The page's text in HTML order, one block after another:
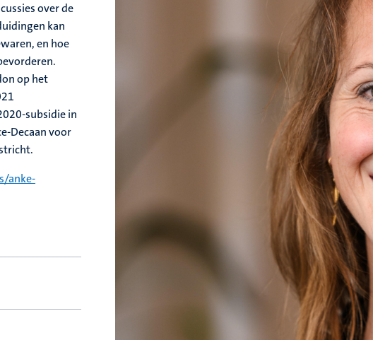
over de
kan
en hoe
op het
subsidie in
Decaan voor
anke-